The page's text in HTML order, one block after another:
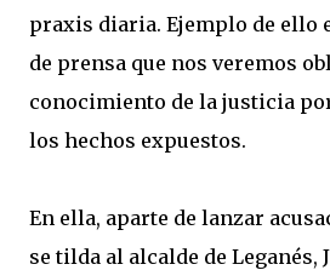
praxis diaria. Ejemplo de ello
de prensa que nos veremos
conocimiento de la justicia
los hechos expuestos.
En ella, aparte de lanzar
se tilda al alcalde de Leganés,